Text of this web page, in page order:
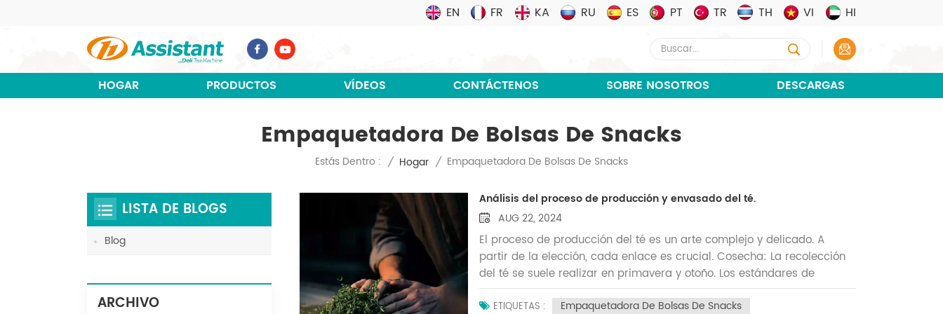
EN FR KA RU ES PT TR TH VI HI
HOGAR PRODUCTOS VÍDEOS CONTÁCTENOS SOBRE NOSOTROS DESCARGAS
Empaquetadora De Bolsas De Snacks
Estás Dentro : / Hogar / Empaquetadora De Bolsas De Snacks
Análisis del proceso de producción y envasado del té.
AUG 22, 2024
El proceso de producción del té es un arte complejo y delicado. A
partir de la elección, cada enlace es crucial. Cosecha: La recolección
del té se suele realizar en primavera y otoño. Los estándares de
recolección varían según el tipo de té. En términos generales, las hojas
y los cogollos tiernos son la primera opción para preparar té de alta
ETIQUETAS :
Empaquetadora De Bolsas De Snacks
LISTA DE BLOGS
Blog
ARCHIVO